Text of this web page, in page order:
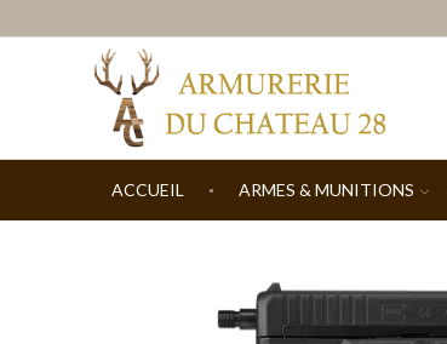
ACCUEIL ARMES & MUNITIONS